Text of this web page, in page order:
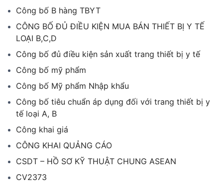
Công bố B hàng TBYT
CÔNG BỐ ĐỦ ĐIỀU KIỆN MUA BÁN THIẾT BỊ Y TẾ
LOẠI B,C,D
Công bố đủ điều kiện sản xuất trang thiết bị y tế
Công bố mỹ phẩm
Công bố Mỹ phẩm Nhập khẩu
Công bố tiêu chuẩn áp dụng đối với trang thiết bị y
tế loại A, B
Công khai giá
CÔNG KHAI QUẢNG CÁO
CSDT – HỒ SƠ KỸ THUẬT CHUNG ASEAN
CV2373